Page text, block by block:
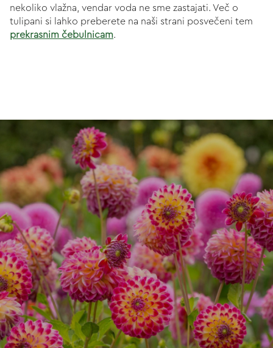
nekoliko vlažna, vendar voda ne sme zastajati. Več o
tulipani si lahko preberete na naši strani posvečeni tem
prekrasnim čebulnicam.